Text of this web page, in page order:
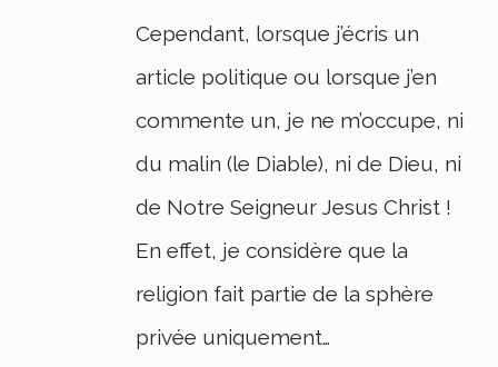
Cependant, lorsque j’écris un
article politique ou lorsque j’en
commente un, je ne m’occupe, ni
du malin (le Diable), ni de Dieu, ni
de Notre Seigneur Jesus Christ !
En effet, je considère que la
religion fait partie de la sphère
privée uniquement…